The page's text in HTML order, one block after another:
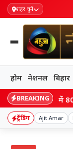
शहर चुनें
होम नेशनल बिहार
BREAKING
रांची में 800
ट्रेंडिंग Ajit Amar